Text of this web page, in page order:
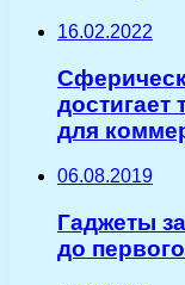
16.02.2022
для
06.08.2019
Гаджеты
до